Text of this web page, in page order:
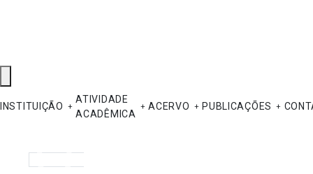
INSTITUIÇÃO
ATIVIDADE
ACADÊMICA
ACERVO PUBLICAÇÕES